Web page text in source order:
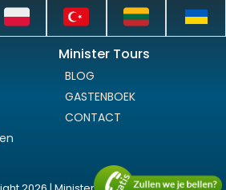
Minister Tours
BLOG
GASTENBOEK
CONTACT